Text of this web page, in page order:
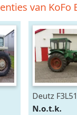
van KoFo
Deutz
N.o.t.k.